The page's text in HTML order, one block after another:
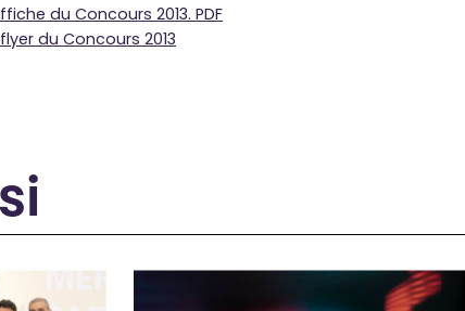
du Concours 2013. PDF
du Concours 2013